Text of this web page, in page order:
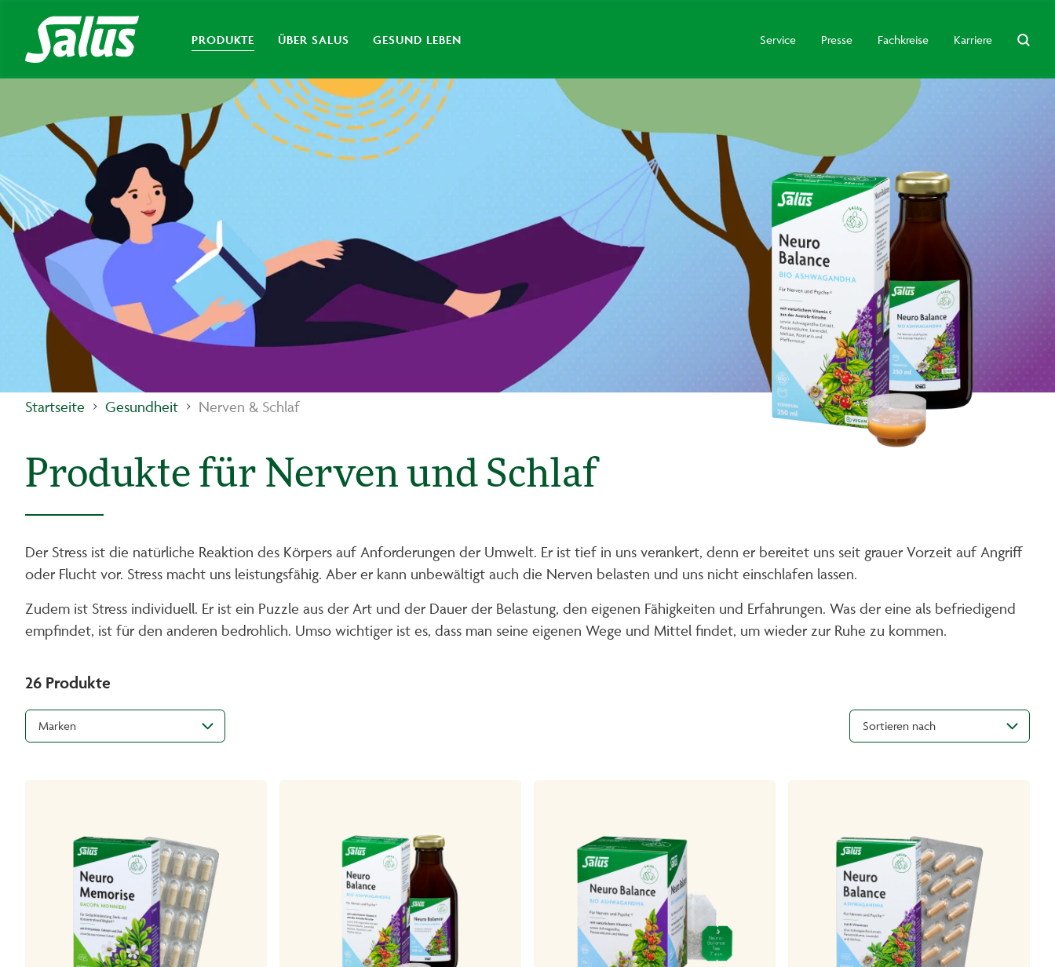
PRODUKTE ÜBER SALUS GESUND LEBEN Service Presse Fachkreise Karriere
Startseite Gesundheit Nerven & Schlaf
Produkte für Nerven und Schlaf
Der Stress ist die natürliche Reaktion des Körpers auf Anforderungen der Umwelt. Er ist tief in uns verankert, denn er bereitet uns seit grauer Vorzeit auf Angriff
oder Flucht vor. Stress macht uns leistungsfähig. Aber er kann unbewältigt auch die Nerven belasten und uns nicht einschlafen lassen.
Zudem ist Stress individuell. Er ist ein Puzzle aus der Art und der Dauer der Belastung, den eigenen Fähigkeiten und Erfahrungen. Was der eine als befriedigend
empfindet, ist für den anderen bedrohlich. Umso wichtiger ist es, dass man seine eigenen Wege und Mittel findet, um wieder zur Ruhe zu kommen.
26 Produkte
Marken Sortieren nach